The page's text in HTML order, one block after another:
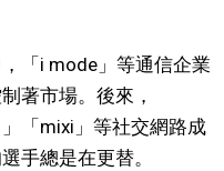
「i mode」等通信企業
著市場。後來，
」「mixi」等社交網路成
手總是在更替。